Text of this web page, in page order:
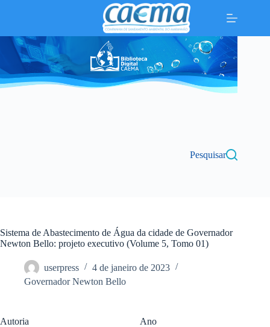
conteúdo
Pesquisar
Sistema de Abastecimento de Água da cidade de Governador
Newton Bello: projeto executivo (Volume 5, Tomo 01)
userpress
4 de janeiro de 2023
Governador Newton Bello
Autoria Ano